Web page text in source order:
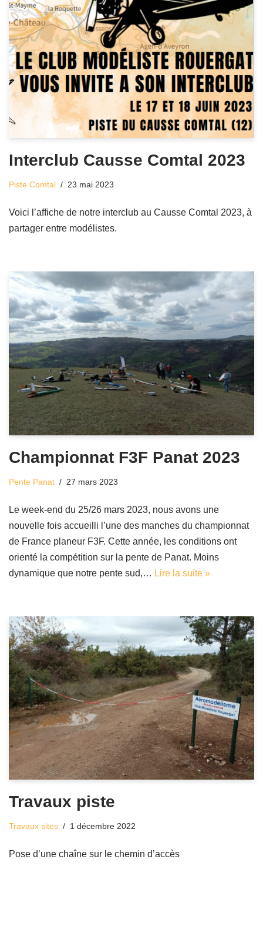
Interclub Causse Comtal 2023
Piste Comtal 23 mai 2023
Voici l’affiche de notre interclub au Causse Comtal 2023, à
partager entre modélistes.
Championnat F3F Panat 2023
Pente Panat 27 mars 2023
Le week-end du 25/26 mars 2023, nous avons une
nouvelle fois accueilli l’une des manches du championnat
de France planeur F3F. Cette année, les conditions ont
orienté la compétition sur la pente de Panat. Moins
dynamique que notre pente sud,… Lire la suite »
Travaux piste
Travaux sites 1 décembre 2022
Pose d’une chaîne sur le chemin d’accès